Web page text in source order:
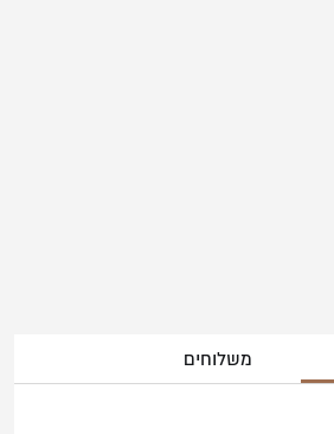
משלוחים